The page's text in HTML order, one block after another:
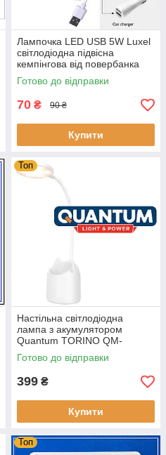
Лампочка LED USB 5W Luxel
світлодіодна підвісна
кемпінгова від повербанка
або ноутбука
Готово до відправки
70 ₴ 90 ₴
Купити
Топ
Настільна світлодіодна
лампа з акумулятором
Quantum TORINO QM-
TL1010 4 W 260 lm 2300-
5000K USB 5V
Готово до відправки
399 ₴
Купити
Топ